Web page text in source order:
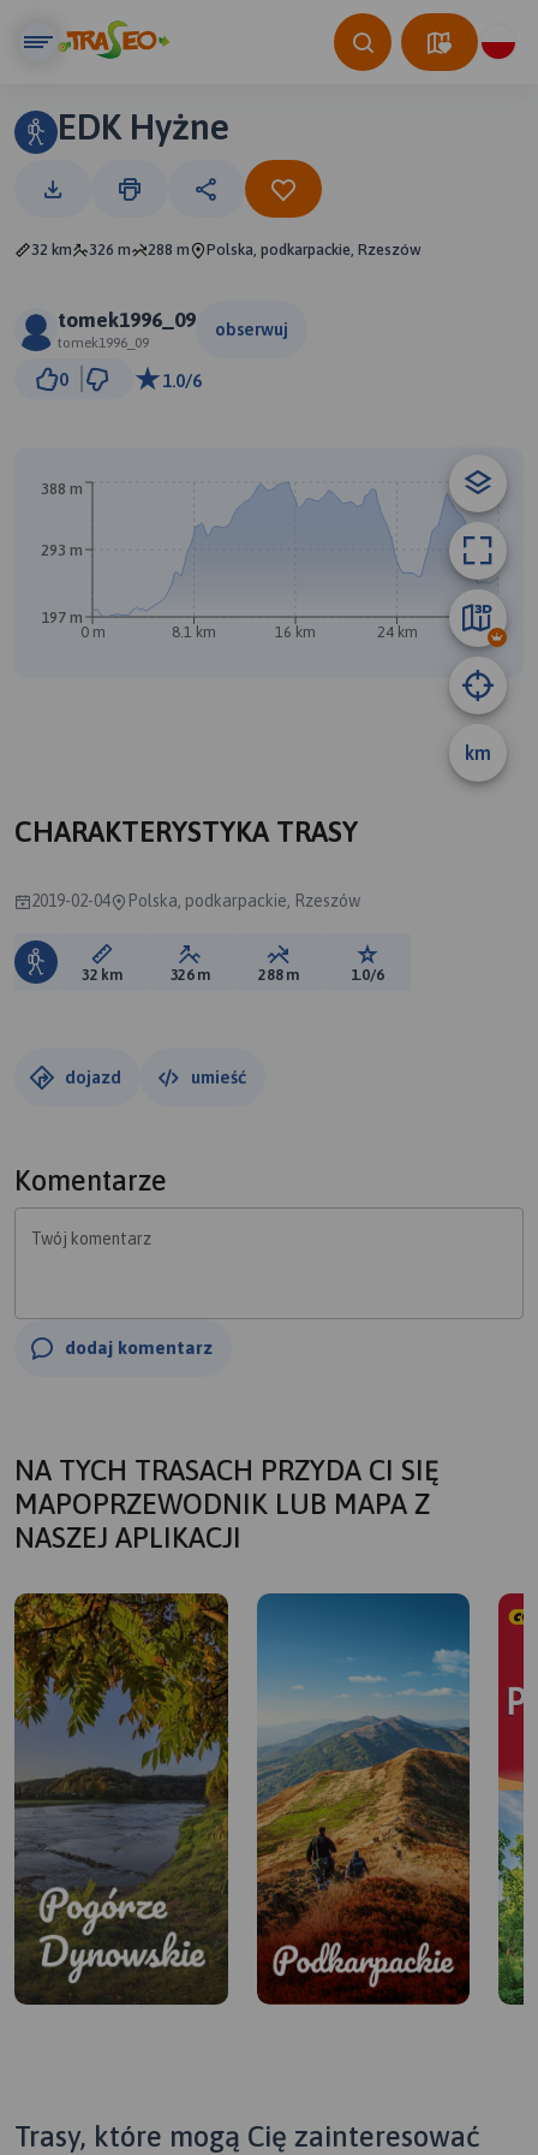
EDK Hyżne
32 km 326 m 288 m Polska, podkarpackie, Rzeszów
tomek1996_09
tomek1996_09
obserwuj
0 1.0/6
km
0 m 8.1 km 16 km 24 km 32 km
197 m
293 m
388 m
CHARAKTERYSTYKA TRASY
2019-02-04 Polska, podkarpackie, Rzeszów
Długość trasy:
32 km Suma przewyższeń:
326 m Suma spadków:
288 m Ocena trasy:
1.0/6
dojazd umieść
Komentarze
Twój komentarz
dodaj komentarz
NA TYCH TRASACH PRZYDA CI SIĘ
MAPOPRZEWODNIK LUB MAPA Z
NASZEJ APLIKACJI
Trasy, które mogą Cię zainteresować